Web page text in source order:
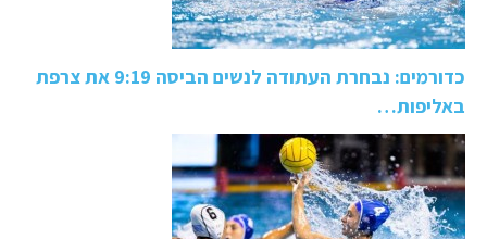
כדורמים: נבחרת העתודה לנשים הביסה 9:19 את צרפת
באליפות…